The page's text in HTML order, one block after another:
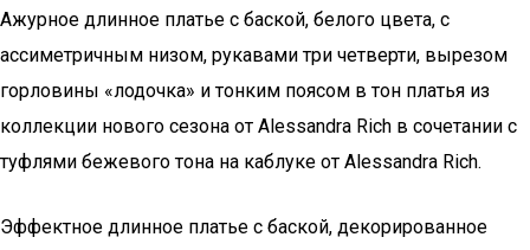
Ажурное длинное платье с баской, белого цвета, с
ассиметричным низом, рукавами три четверти, вырезом
горловины «лодочка» и тонким поясом в тон платья из
коллекции нового сезона от Alessandra Rich в сочетании с
туфлями бежевого тона на каблуке от Alessandra Rich.
Эффектное длинное платье с баской, декорированное